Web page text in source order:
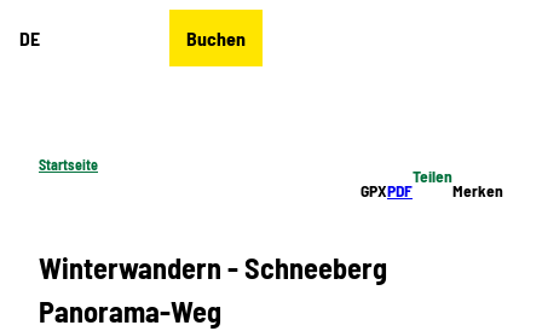
DE Buchen
Startseite
GPXPDF
Teilen
Merken
Winterwandern - Schneeberg
Panorama-Weg